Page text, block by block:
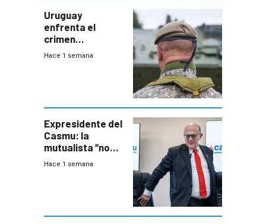
Uruguay
enfrenta el
crimen
organizado con
seguridad
Hace 1 semana
Expresidente del
Casmu: la
mutualista “no
está para pagar”
Hace 1 semana